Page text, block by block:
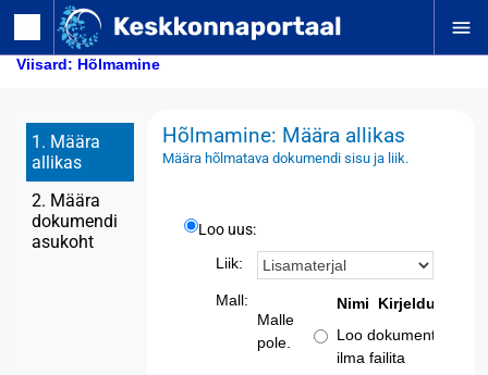
menu
Viisard: Hõlmamine
1. Määra
allikas
2. Määra
dokumendi
asukoht
Hõlmamine: Määra allikas
Määra hõlmatava dokumendi sisu ja liik.
Loo uus:
Liik:
Mall:
Malle
pole.
Nimi
Kirjeldus
Loo dokument
ilma failita